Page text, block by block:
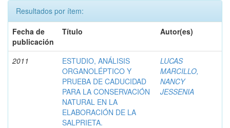
Resultados por ítem:
Fecha de
publicación
Título Autor(es)
2011
ESTUDIO, ANÁLISIS
ORGANOLÉPTICO Y
PRUEBA DE CADUCIDAD
PARA LA CONSERVACIÓN
NATURAL EN LA
ELABORACIÓN DE LA
SALPRIETA.
LUCAS
MARCILLO,
NANCY
JESSENIA